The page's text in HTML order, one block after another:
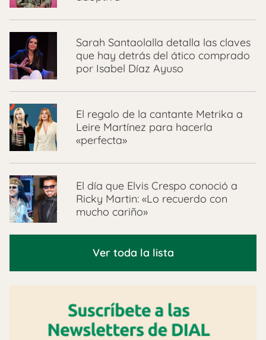
Sarah Santaolalla detalla las claves
que hay detrás del ático comprado
por Isabel Díaz Ayuso
El regalo de la cantante Metrika a
Leire Martínez para hacerla
«perfecta»
El día que Elvis Crespo conoció a
Ricky Martin: «Lo recuerdo con
mucho cariño»
Ver toda la lista